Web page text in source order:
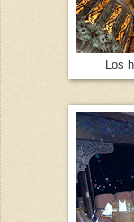
Los